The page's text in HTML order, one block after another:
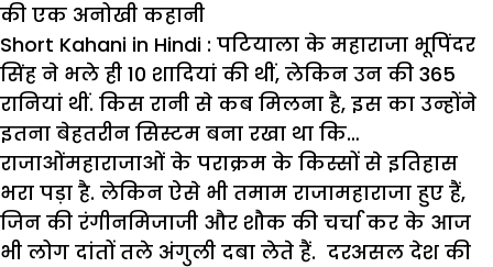
की एक अनोखी कहानी
Short Kahani in Hindi : पटियाला के महाराजा भूपिंदर
सिंह ने भले ही 10 शादियां की थीं, लेकिन उन की 365
रानियां थीं. किस रानी से कब मिलना है, इस का उन्होंने
इतना बेहतरीन सिस्टम बना रखा था कि…
राजाओंमहाराजाओं के पराक्रम के किस्सों से इतिहास
भरा पड़ा है. लेकिन ऐसे भी तमाम राजामहाराजा हुए हैं,
जिन की रंगीनमिजाजी और शौक की चर्चा कर के आज
भी लोग दांतों तले अंगुली दबा लेते हैं. दरअसल देश की